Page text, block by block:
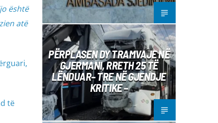
është
atë
të
PËRPLASEN DY TRAMVAJE NË
GJERMANI, RRETH 25 TË
LËNDUAR– TRE NË GJENDJE
KRITIKE –